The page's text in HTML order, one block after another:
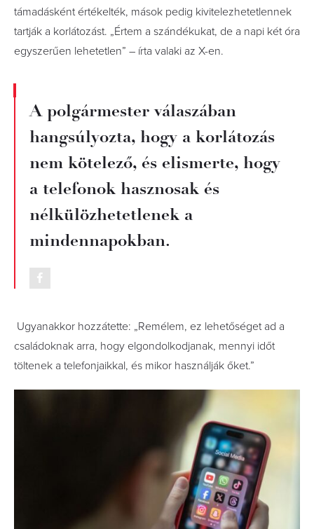
támadásként értékelték, mások pedig kivitelezhetetlennek
tartják a korlátozást. „Értem a szándékukat, de a napi két óra
egyszerűen lehetetlen” – írta valaki az X-en.
A polgármester válaszában
hangsúlyozta, hogy a korlátozás
nem kötelező, és elismerte, hogy
a telefonok hasznosak és
nélkülözhetetlenek a
mindennapokban.
Ugyanakkor hozzátette: „Remélem, ez lehetőséget ad a
családoknak arra, hogy elgondolkodjanak, mennyi időt
töltenek a telefonjaikkal, és mikor használják őket.”